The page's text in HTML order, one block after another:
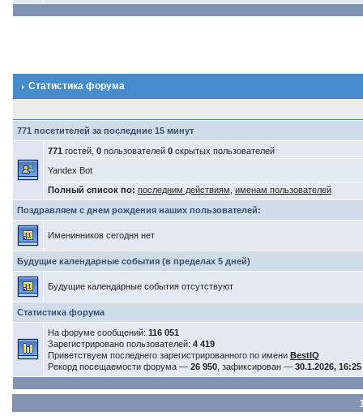
Статистика форума
771 посетителей за последние 15 минут
771 гостей, 0пользователей 0скрытых пользователей
Yandex Bot
Полный список по: последним действиям именам пользователей
Поздравляем с днем рождения наших пользователей:
Именинников сегодня нет
Будущие календарные события (в пределах 5 дней)
Будущие календарные события отсутствуют
Статистика форума
На форуме сообщений: 116 051
Зарегистрировано пользователей: 4 419
Приветствуем последнего зарегистрированного по имени BestIQ
Рекорд посещаемости форума — 26 950, зафиксирован — 30.1.2026, 16:25